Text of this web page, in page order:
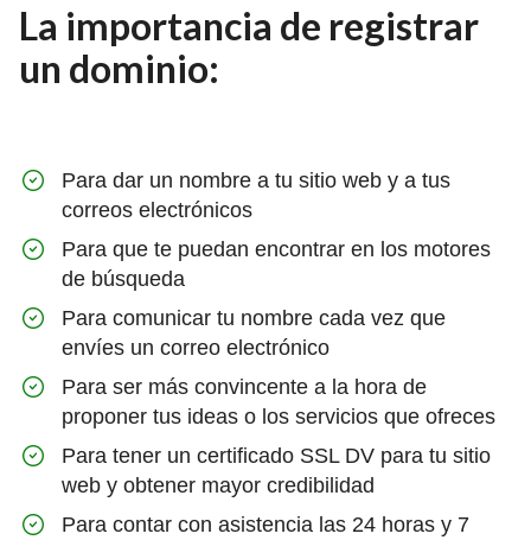
La importancia de registrar
un dominio:
Para dar un nombre a tu sitio web y a tus
correos electrónicos
Para que te puedan encontrar en los motores
de búsqueda
Para comunicar tu nombre cada vez que
envíes un correo electrónico
Para ser más convincente a la hora de
proponer tus ideas o los servicios que ofreces
Para tener un certificado SSL DV para tu sitio
web y obtener mayor credibilidad
Para contar con asistencia las 24 horas y 7